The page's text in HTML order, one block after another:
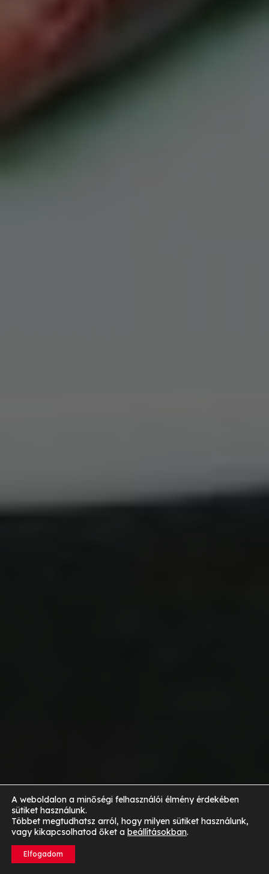
A weboldalon a minőségi felhasználói élmény érdekében
sütiket használunk.
Többet megtudhatsz arról, hogy milyen sütiket használunk,
vagy kikapcsolhatod őket a beállításokban.
Elfogadom